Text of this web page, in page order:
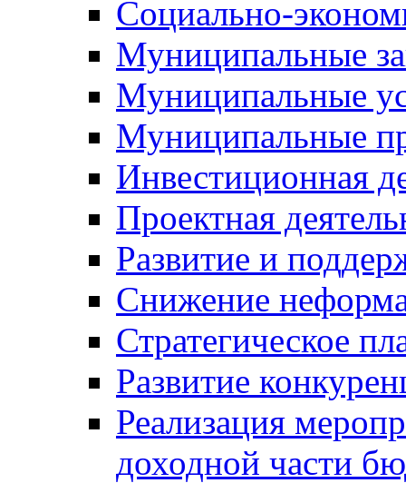
Социально-
Муниципальные
Муниципальные
Муниципальные
Инвестиционная
Проектная
Развитие и
Снижение
Стратегическое
Развитие
Реализация
доходной части